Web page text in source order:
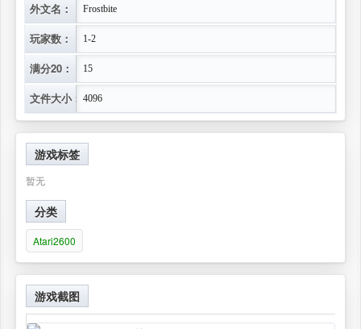
外文名： Frostbite
玩家数： 1-2
满分20： 15
文件大小： 4096
游戏标签
暂无
分类
Atari2600
游戏截图